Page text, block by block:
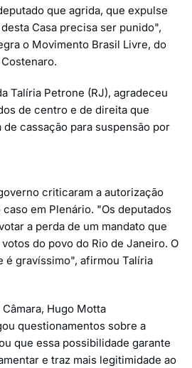
que agrida, que expulse
Casa precisa ser punido",
o Movimento Brasil Livre, do
Talíria Petrone (RJ), agradeceu
de centro e de direita que
cassação para suspensão por
criticaram a autorização
em Plenário. "Os deputados
a perda de um mandato que
do povo do Rio de Janeiro. O
é gravíssimo", afirmou Talíria
Hugo Motta
questionamentos sobre a
que essa possibilidade garante
e traz mais legitimidade ao